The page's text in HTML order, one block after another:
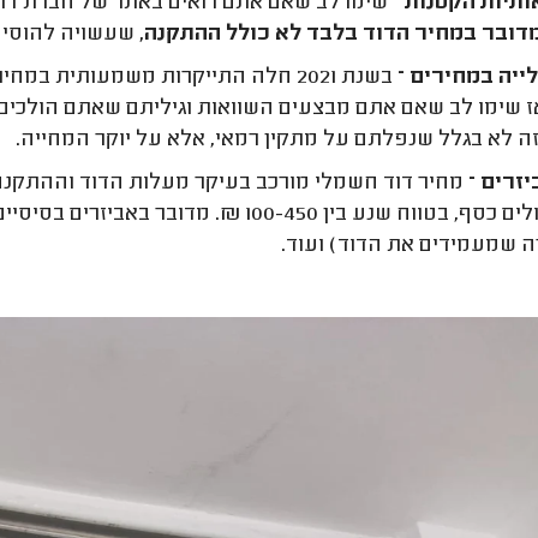
במחיר הדוד בלבד לא כולל ההתקנה,שעשויה להוסיף בין 600 -1,000 ₪ או יותר, לפי
במחירים –
שימו לב שאם אתם מבצעים השוואות וגיליתם שאתם
לא בגלל שנפלתם על מתקין רמאי, אלא על יוקר המחייה.
– מחיר דוד חשמלי מורכב בעיקר מעלות הדוד
שנע בין 100-450 ₪. מדובר באביזרים בסיסיים כמו ברז ניתוק,
שמעמידים את הדוד) ועוד.